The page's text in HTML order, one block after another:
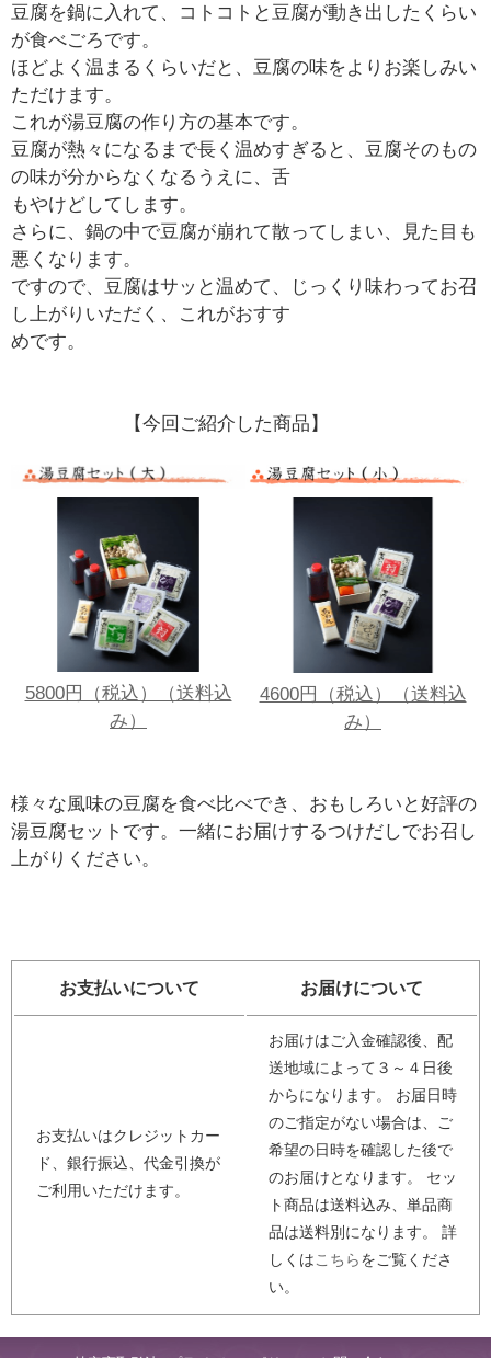
豆腐を鍋に入れて、コトコトと豆腐が動き出したくらい
が食べごろです。
ほどよく温まるくらいだと、豆腐の味をよりお楽しみい
ただけます。
これが湯豆腐の作り方の基本です。
豆腐が熱々になるまで長く温めすぎると、豆腐そのもの
の味が分からなくなるうえに、舌
もやけどしてします。
さらに、鍋の中で豆腐が崩れて散ってしまい、見た目も
悪くなります。
ですので、豆腐はサッと温めて、じっくり味わってお召
し上がりいただく、これがおすす
めです。
【今回ご紹介した商品】
5800円（税込）（送料込
み）
4600円（税込）（送料込
み）
様々な風味の豆腐を食べ比べでき、おもしろいと好評の
湯豆腐セットです。一緒にお届けするつけだしでお召し
上がりください。
お支払いについて お届けについて
お支払いはクレジットカー
ド、銀行振込、代金引換が
ご利用いただけます。
お届けはご入金確認後、配
送地域によって３～４日後
からになります。 お届日時
のご指定がない場合は、ご
希望の日時を確認した後で
のお届けとなります。 セッ
ト商品は送料込み、単品商
品は送料別になります。 詳
しくはこちらをご覧くださ
い。